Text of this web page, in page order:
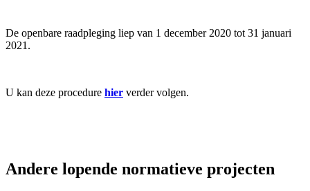
De openbare raadpleging liep van 1 december 2020 tot 31 januari
2021.
U kan deze procedure hier verder volgen.
Andere lopende normatieve projecten